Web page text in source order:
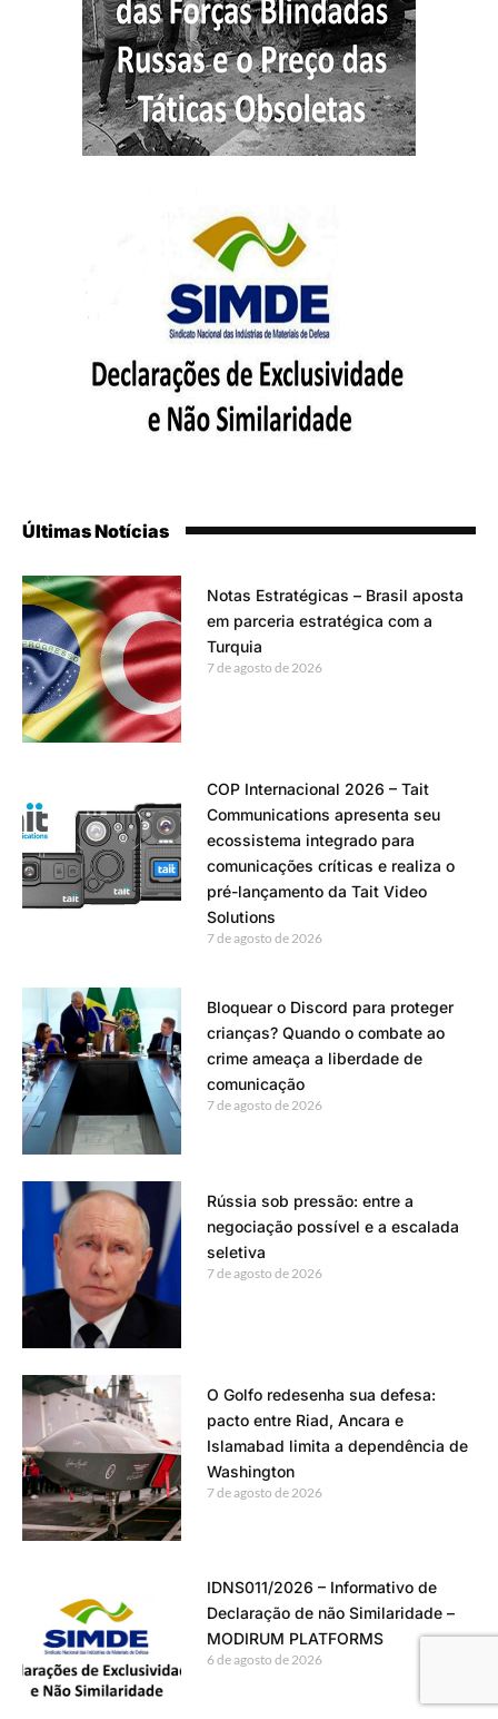
Últimas Notícias
Notas Estratégicas – Brasil aposta
em parceria estratégica com a
Turquia
7 de agosto de 2026
COP Internacional 2026 – Tait
Communications apresenta seu
ecossistema integrado para
comunicações críticas e realiza o
pré-lançamento da Tait Video
Solutions
7 de agosto de 2026
Bloquear o Discord para proteger
crianças? Quando o combate ao
crime ameaça a liberdade de
comunicação
7 de agosto de 2026
Rússia sob pressão: entre a
negociação possível e a escalada
seletiva
7 de agosto de 2026
O Golfo redesenha sua defesa:
pacto entre Riad, Ancara e
Islamabad limita a dependência de
Washington
7 de agosto de 2026
IDNS011/2026 – Informativo de
Declaração de não Similaridade –
MODIRUM PLATFORMS
6 de agosto de 2026